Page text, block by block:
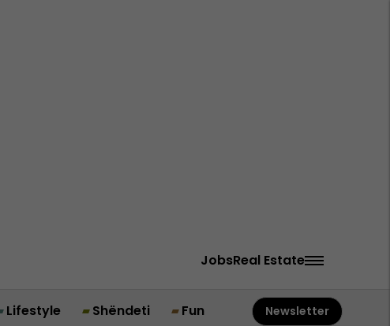
JobsReal Estate
Lifestyle Shëndeti Fun Newsletter